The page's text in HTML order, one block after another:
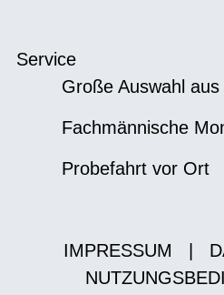
Service
Große Auswahl
Fachmännische
Probefahrt vor Ort
IMPRESSUM